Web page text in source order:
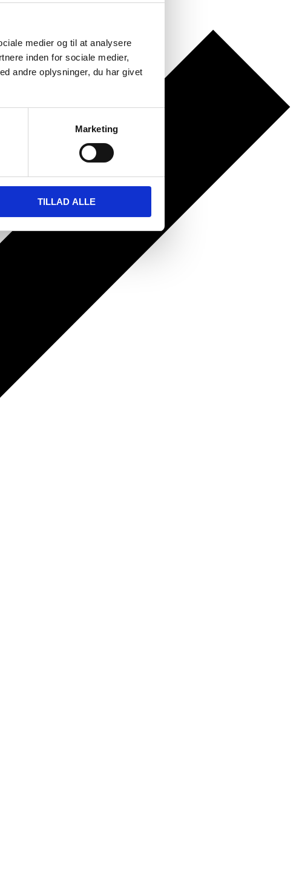
medier og til at analysere
inden for sociale medier,
andre oplysninger, du har givet
Marketing
TILLAD ALLE